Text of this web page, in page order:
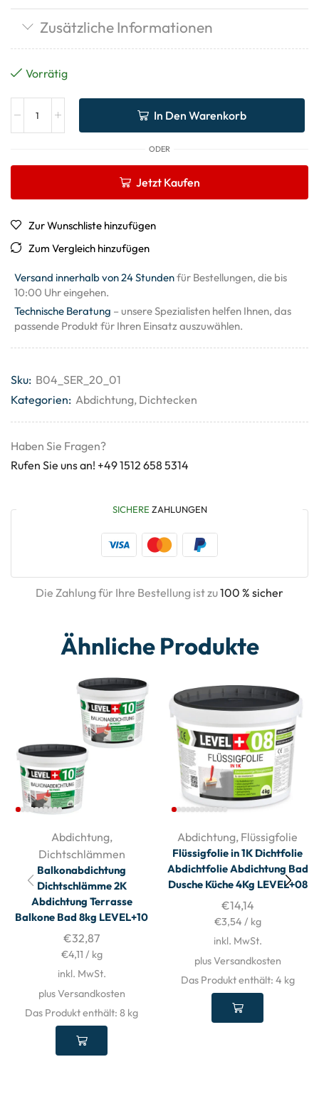
Zusätzliche Informationen
Vorrätig
In Den Warenkorb
ODER
Jetzt Kaufen
Zur Wunschliste hinzufügen
Zum Vergleich hinzufügen
Versand innerhalb von 24 Stundenfür Bestellungen, die bis
10:00 Uhr eingehen.
Technische Beratung – unsere Spezialisten helfen Ihnen, das
passende Produkt für Ihren Einsatz auszuwählen.
Sku: B04_SER_20_01
Kategorien: Abdichtung, Dichtecken
Haben Sie Fragen?
Rufen Sie uns an! +49 1512 658 5314
SICHERE ZAHLUNGEN
Die Zahlung für Ihre Bestellung ist zu100 % sicher
Ähnliche Produkte
Abdichtung,
Dichtschlämmen
Balkonabdichtung
Dichtschlämme 2K
Abdichtung Terrasse
Balkone Bad 8kg LEVEL+10
€32,87
€4,11 / kg
inkl. MwSt.
plus Versandkosten
Das Produkt enthält: 8 kg
Abdichtung, Flüssigfolie
Flüssigfolie in 1K Dichtfolie
Abdichtfolie Abdichtung Bad
Dusche Küche 4Kg LEVEL+08
€14,14
€3,54 / kg
inkl. MwSt.
plus Versandkosten
Das Produkt enthält: 4 kg